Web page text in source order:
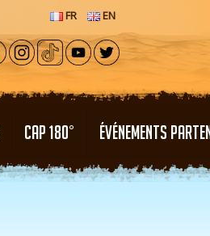
FR EN
CAP 180° ÉVÉNEMENTS